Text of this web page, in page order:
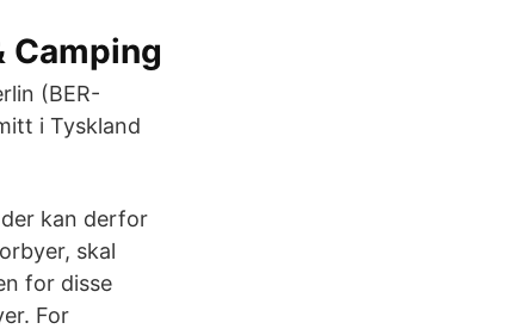
Camping
(BER-
i Tyskland
kan derfor
skal
for disse
For